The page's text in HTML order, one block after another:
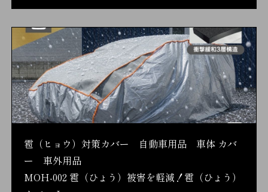
雹（ヒョウ）対策カバー 自動車用品 車体 カバ
ー 車外用品
MOH-002 雹（ひょう）被害を軽減！雹（ひょう）